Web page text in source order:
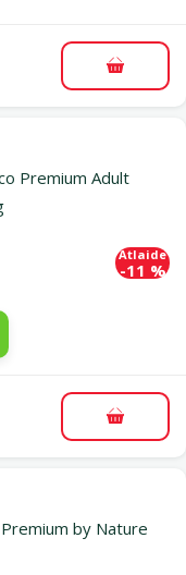
Premium Adult
Atlaide
-11 %
by Nature